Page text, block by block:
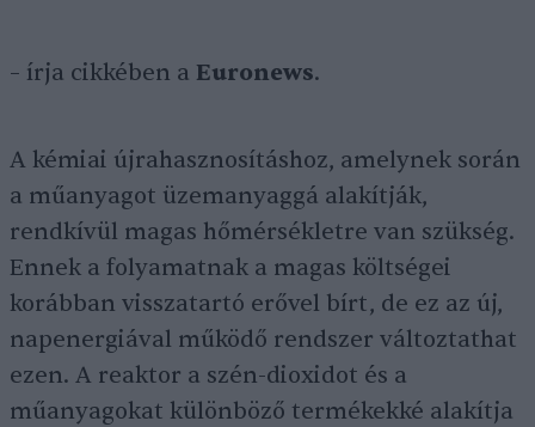
– írja cikkében a Euronews.
A kémiai újrahasznosításhoz, amelynek során
a műanyagot üzemanyaggá alakítják,
rendkívül magas hőmérsékletre van szükség.
Ennek a folyamatnak a magas költségei
korábban visszatartó erővel bírt, de ez az új,
napenergiával működő rendszer változtathat
ezen. A reaktor a szén-dioxidot és a
műanyagokat különböző termékekké alakítja